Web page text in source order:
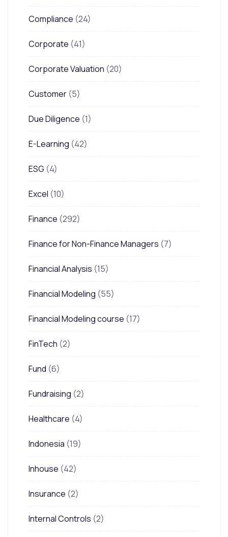
Compliance (24)
Corporate (41)
Corporate Valuation (20)
Customer (5)
Due Diligence (1)
E-Learning (42)
ESG (4)
Excel (10)
Finance (292)
Finance for Non-Finance Managers (7)
Financial Analysis (15)
Financial Modeling (55)
Financial Modeling course (17)
FinTech (2)
Fund (6)
Fundraising (2)
Healthcare (4)
Indonesia (19)
Inhouse (42)
Insurance (2)
Internal Controls (2)